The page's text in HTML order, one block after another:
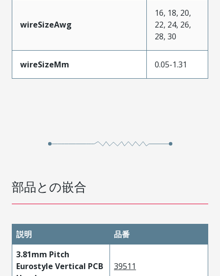
wireSizeAwg
16, 18, 20,
22, 24, 26,
28, 30
wireSizeMm 0.05-1.31
部品との嵌合
説明
品番
3.81mm Pitch
Eurostyle Vertical PCB
39511